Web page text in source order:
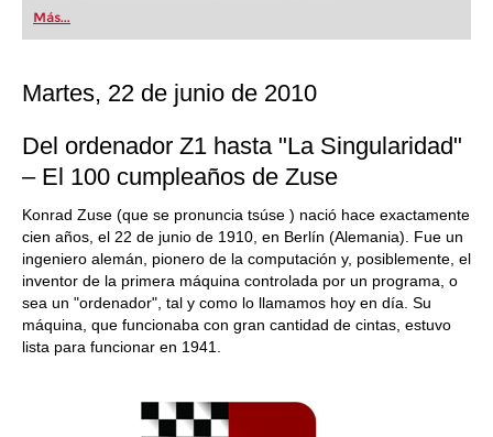
first steps into the world of club chess, or already
playing at a tournament level: with FRITZ, you can
train more efficiently, intelligently and with a
Más...
Martes, 22 de junio de 2010
Del ordenador Z1 hasta "La Singularidad"
– El 100 cumpleaños de Zuse
Konrad Zuse (que se pronuncia tsúse ) nació hace exactamente
cien años, el 22 de junio de 1910, en Berlín (Alemania). Fue un
ingeniero alemán, pionero de la computación y, posiblemente, el
inventor de la primera máquina controlada por un programa, o
sea un "ordenador", tal y como lo llamamos hoy en día. Su
máquina, que funcionaba con gran cantidad de cintas, estuvo
lista para funcionar en 1941.